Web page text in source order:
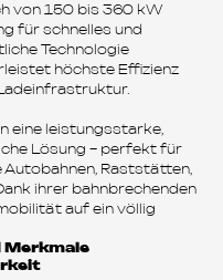
von 150 bis 360 kW
für schnelles und
Technologie
höchste Effizienz
eine leistungsstarke,
Lösung – perfekt für
Raststätten,
ihrer bahnbrechenden
auf ein völlig
Merkmale